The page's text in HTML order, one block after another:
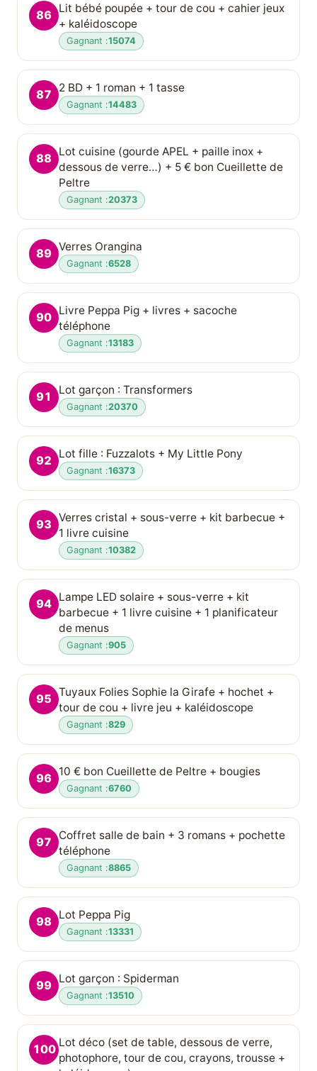
86 Lit bébé poupée + tour de cou + cahier jeux
+ kaléidoscope
Gagnant :15074
87 2 BD + 1 roman + 1 tasse
Gagnant :14483
88 Lot cuisine (gourde APEL + paille inox +
dessous de verre…) + 5 € bon Cueillette de
Peltre
Gagnant :20373
89 Verres Orangina
Gagnant :6528
90 Livre Peppa Pig + livres + sacoche
téléphone
Gagnant :13183
91 Lot garçon : Transformers
Gagnant :20370
92 Lot fille : Fuzzalots + My Little Pony
Gagnant :16373
93 Verres cristal + sous-verre + kit barbecue +
1 livre cuisine
Gagnant :10382
94 Lampe LED solaire + sous-verre + kit
barbecue + 1 livre cuisine + 1 planificateur
de menus
Gagnant :905
95 Tuyaux Folies Sophie la Girafe + hochet +
tour de cou + livre jeu + kaléidoscope
Gagnant :829
96 10 € bon Cueillette de Peltre + bougies
Gagnant :6760
97
Coffret salle de bain + 3 romans + pochette
téléphone
Gagnant :8865
98 Lot Peppa Pig
Gagnant :13331
99 Lot garçon : Spiderman
Gagnant :13510
100 Lot déco (set de table, dessous de verre,
photophore, tour de cou, crayons, trousse +